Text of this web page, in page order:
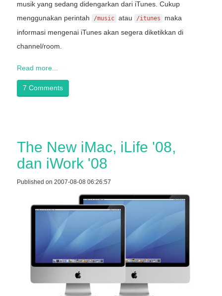
musik yang sedang didengarkan dari iTunes. Cukup
menggunakan perintah
/music atau /itunes
maka
informasi mengenai iTunes akan segera diketikkan di
channel/room.
Read more...
7 Comments
The New iMac, iLife '08,
dan iWork '08
Published on 2007-08-08 06:26:57